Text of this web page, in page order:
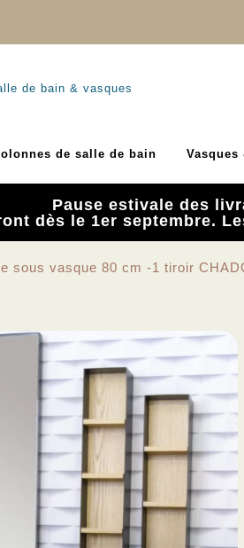
de bain & vasques
de salle de bain Vasques
Pause estivale des
dès le 1er septembre.
sous vasque 80 cm -1 tiroir